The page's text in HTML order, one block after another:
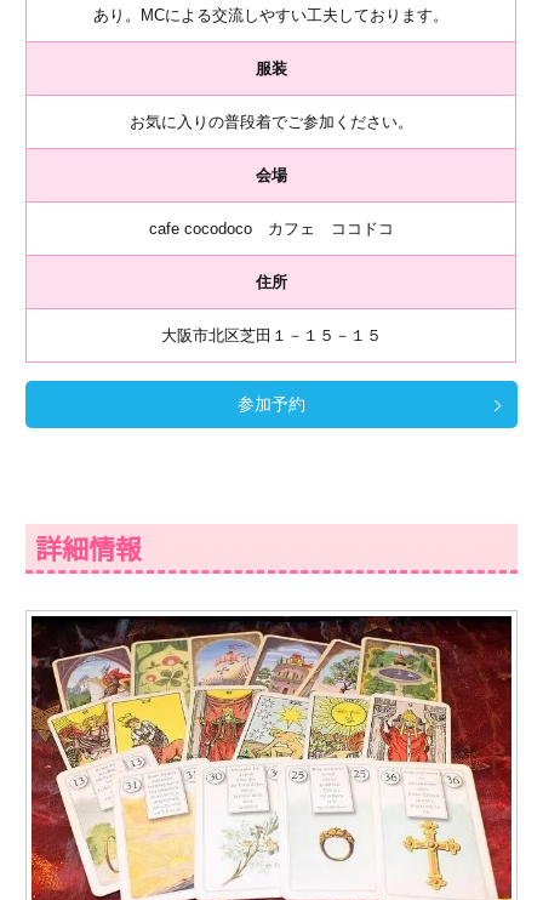
あり。MCによる交流しやすい工夫しております。
服装
お気に入りの普段着でご参加ください。
会場
cafe cocodoco カフェ ココドコ
住所
大阪市北区芝田１－１５－１５
参加予約
詳細情報